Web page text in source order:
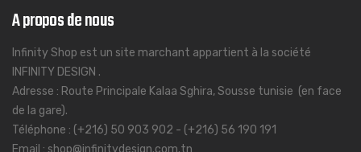
A propos de nous
Infinity Shop est un site marchant appartient à la société
INFINITY DESIGN .
Adresse : Route Principale Kalaa Sghira, Sousse tunisie (en face
de la gare).
Téléphone : (+216) 50 903 902 - (+216) 56 190 191